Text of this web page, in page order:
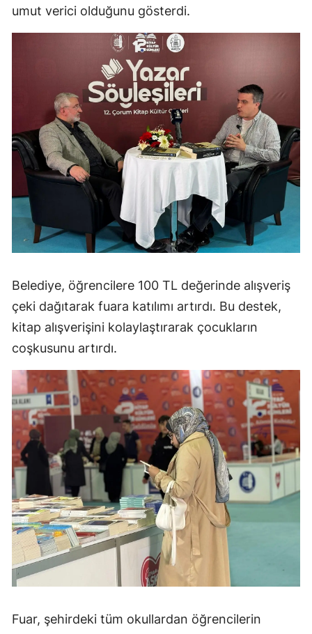
umut verici olduğunu gösterdi.
Belediye, öğrencilere 100 TL değerinde alışveriş
çeki dağıtarak fuara katılımı artırdı. Bu destek,
kitap alışverişini kolaylaştırarak çocukların
coşkusunu artırdı.
Fuar, şehirdeki tüm okullardan öğrencilerin